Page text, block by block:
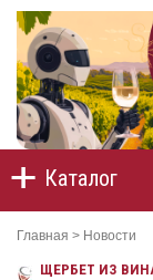
Каталог
Главная > Новости
ЩЕРБЕТ ИЗ